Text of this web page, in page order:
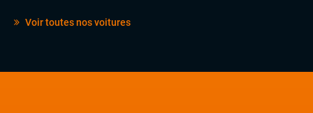
Voir toutes nos voitures